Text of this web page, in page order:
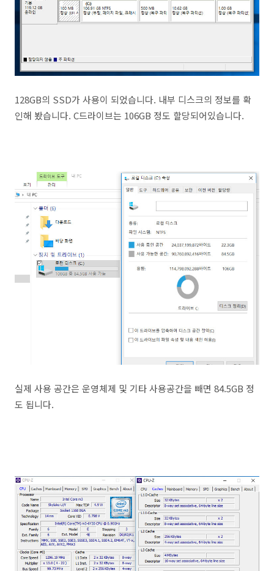
128GB의 SSD가 사용이 되었습니다. 내부 디스크의 정보를 확
인해 봤습니다. C드라이브는 106GB 정도 할당되어있습니다.
실제 사용 공간은 운영체제 및 기타 사용공간을 빼면 84.5GB 정
도 됩니다.